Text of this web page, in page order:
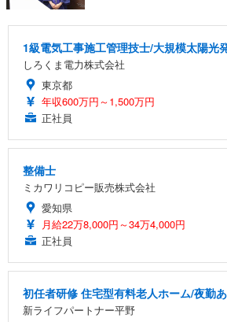
1級電気工事施工管理技士/大規模太陽
しろくま電力株式会社
東京都
年収600万円～1,500万円
正社員
整備士
ミカワリコピー販売株式会社
愛知県
月給22万8,000円～34万4,000円
正社員
初任者研修 住宅型有料老人ホーム/夜勤
新ライフパートナー平野